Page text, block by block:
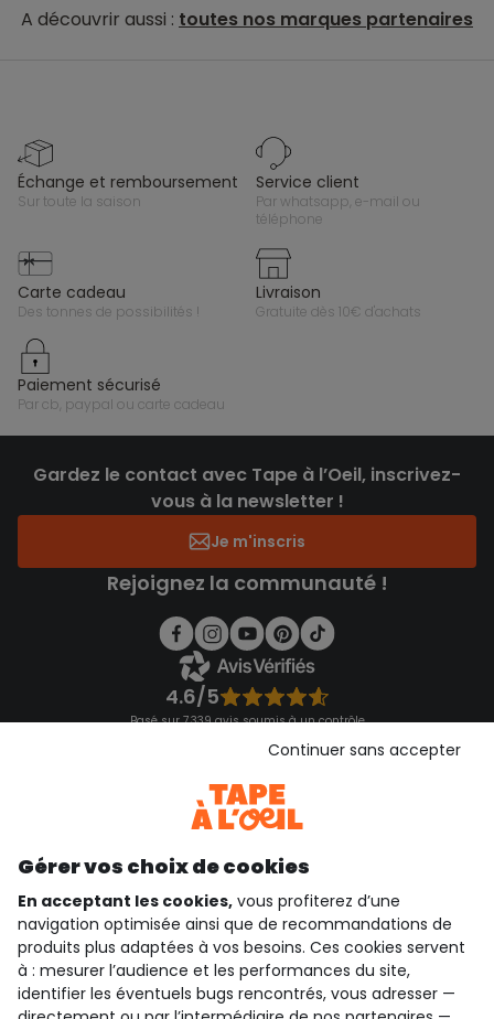
A découvrir aussi : toutes nos marques partenaires
échange et remboursement
sur toute la saison
service client
par whatsapp, e-mail ou
téléphone
carte cadeau
des tonnes de possibilités !
livraison
gratuite dès 10€ d'achats
paiement sécurisé
par cb, paypal ou carte cadeau
Gardez le contact avec Tape à l’Oeil, inscrivez-
vous à la newsletter !
Je m'inscris
Rejoignez la communauté !
4.6/5
Basé sur 7 339 avis soumis à un contrôle
Consulter les CGU
qui sommes-nous ?
besoin d'aide ?
Gérer vos choix de cookies
En acceptant les cookies, vous profiterez d’une
navigation optimisée ainsi que de recommandations de
produits plus adaptées à vos besoins. Ces cookies servent
à : mesurer l’audience et les performances du site,
identifier les éventuels bugs rencontrés, vous adresser —
Continuer sans accepter